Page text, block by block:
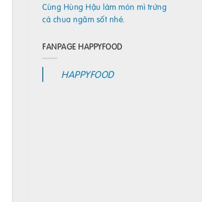
Cùng Hùng Hậu làm món mì trứng
cà chua ngâm sốt nhé.
FANPAGE HAPPYFOOD
HAPPYFOOD